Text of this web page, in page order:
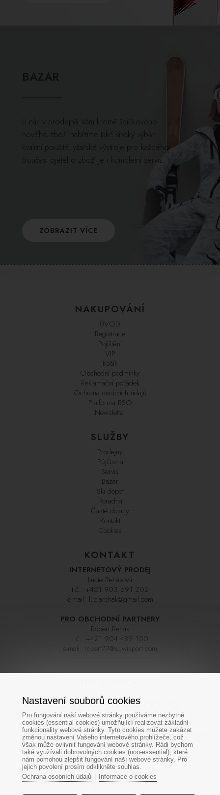
U nás v prodejně Vám kromě špičkového
nového zboží nabízíme také široký výběr
kvalitní použité lyžařské výstroje pro každého.
Součást ojetého zboží je i kompletní servis.
ZOBRAZIT VÍCE
NAKUPOVÁNÍ
ÚVOD
Registrace
Pojištění
VIP
Košík
Obchodní podmínky
Reklamační pořádek
Ochrana osobních údajů
Platforma RSO
Newsletter
SLUŽBY
Prodejny
Půjčovna
Servis
Bazar
Ski depot
Poradna
Časté dotazy
Kontakt
Cookies
KONTAKT
INTERNETOVÝ PRODEJ
Lucie Reháková
t.č.: +421 903 691 202
e-mail: luciarehak@gmail.com
PRO OBCHODNÍ PARTNERY
Róbert Rehák
t.č.:
+421 904 489 100
e-mail: robert77@suwisport.com
+421 243 33 00 54
Pokud se nedovoláte napoprvé zkuste zavolat později, linka bývá během sezóny
často velmi vytížená. Děkujeme za pochopení
SOCIÁLNÍ SÍTĚ
Nastavení souborů cookies
Pro fungování naší webové stránky používáme nezbytné
cookies (essential cookies) umožňující realizovat základní
funkcionality webové stránky. Tyto cookies můžete zakázat
změnou nastavení Vašeho internetového prohlížeče, což
však může ovlivnit fungování webové stránky. Rádi bychom
také využívali dobrovolných cookies (non-essential), které
nám pomohou zlepšit fungování naší webové stránky. Pro
jejich povolení prosím odklikněte souhlas.
Ochrana osobních údajů| Informace o cookies